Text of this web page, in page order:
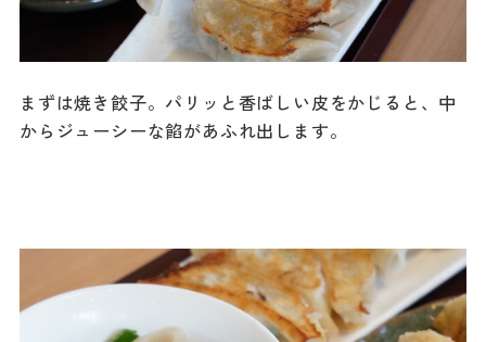
まずは焼き餃子。パリッと香ばしい皮をかじると、中
からジューシーな餡があふれ出します。